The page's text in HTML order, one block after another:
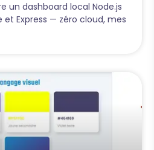
un dashboard local Node.js
et Express — zéro cloud, mes